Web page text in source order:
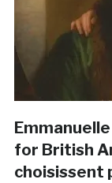
for British
choisissent